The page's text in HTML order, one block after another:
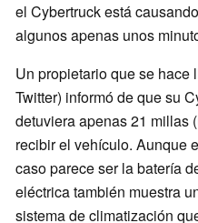
el Cybertruck está
algunos apenas unos
Un propietario que se hace
Twitter) informó de que su
detuviera apenas 21 millas
recibir el vehículo. Aunque
caso parece ser la batería
eléctrica también muestra
sistema de climatización